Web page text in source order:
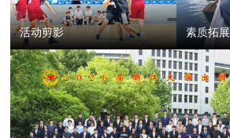
活动剪影 素质拓展